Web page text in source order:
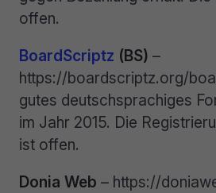
offen.
BoardScriptz (BS) –
https://boardscriptz.org/
gutes deutschsprachiges
im Jahr 2015. Die
ist offen.
Donia Web – https://